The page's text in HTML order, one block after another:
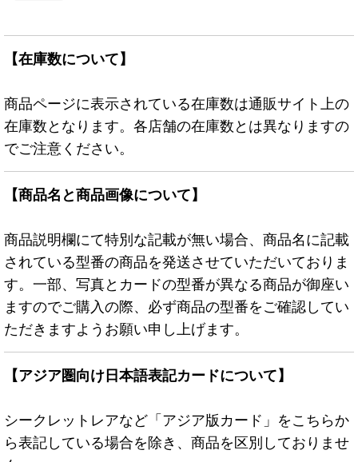
【在庫数について】
商品ページに表示されている在庫数は通販サイト上の
在庫数となります。各店舗の在庫数とは異なりますの
でご注意ください。
【商品名と商品画像について】
商品説明欄にて特別な記載が無い場合、商品名に記載
されている型番の商品を発送させていただいておりま
す。一部、写真とカードの型番が異なる商品が御座い
ますのでご購入の際、必ず商品の型番をご確認してい
ただきますようお願い申し上げます。
【アジア圏向け日本語表記カードについて】
シークレットレアなど「アジア版カード」をこちらか
ら表記している場合を除き、商品を区別しておりませ